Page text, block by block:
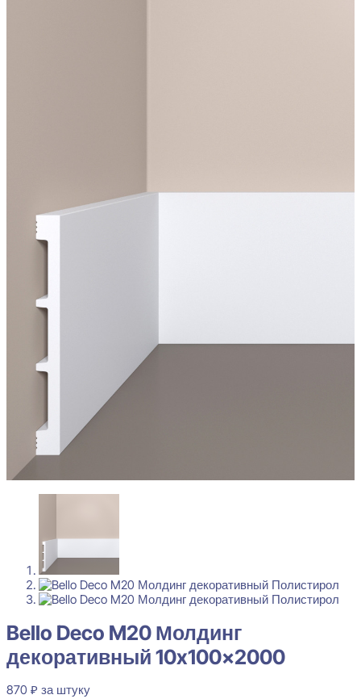
Bello Deco M20 Молдинг
декоративный 10x100x2000
870 ₽ за штуку